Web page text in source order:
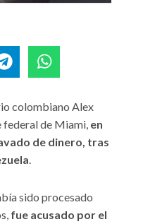
colombiano Alex
federal de Miami, en
de dinero, tras
.
sido procesado
fue acusado por el